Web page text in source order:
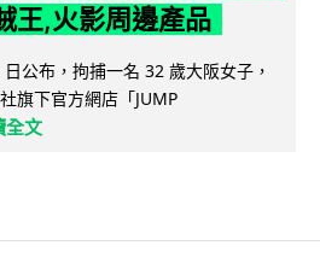
王,火影周邊產品
公布，拘捕一名 32 歲大阪女子，
旗下官方網店「JUMP
全文